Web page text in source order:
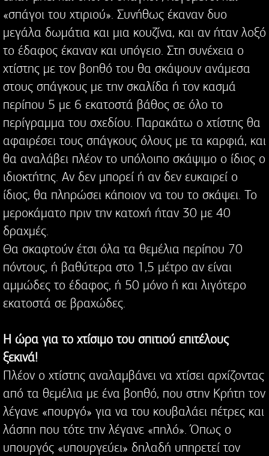
«σπάγοι του χτιριού». Συνήθως έκαναν δυο
μεγάλα δωμάτια και μια κουζίνα, και αν ήταν λοξό
το έδαφος έκαναν και υπόγειο. Στη συνέχεια ο
χτίστης με τον βοηθό του θα σκάψουν ανάμεσα
στους σπάγκους με την σκαλίδα ή τον κασμά
περίπου 5 με 6 εκατοστά βάθος σε όλο το
περίγραμμα του σχεδίου. Παρακάτω ο χτίστης θα
αφαιρέσει τους σπάγκους όλους με τα καρφιά, και
θα αναλάβει πλέον το υπόλοιπο σκάψιμο ο ίδιος ο
ιδιοκτήτης. Αν δεν μπορεί ή αν δεν ευκαιρεί ο
ίδιος, θα πληρώσει κάποιον να του το σκάψει. Το
μεροκάματο πριν την κατοχή ήταν 30 με 40
δραχμές.
Θα σκαφτούν έτσι όλα τα θεμέλια περίπου 70
πόντους, ή βαθύτερα στο 1,5 μέτρο αν είναι
αμμώδες το έδαφος, ή 50 μόνο ή και λιγότερο
εκατοστά σε βραχώδες.
Η ώρα για το χτίσιμο του σπιτιού επιτέλους
ξεκινά!
Πλέον ο χτίστης αναλαμβάνει να χτίσει αρχίζοντας
από τα θεμέλια με ένα βοηθό, που στην Κρήτη τον
λέγανε «πουργό» για να του κουβαλάει πέτρες και
λάσπη που τότε την λέγανε «πηλό». Όπως ο
υπουργός «υπουργεύει» δηλαδή υπηρετεί τον